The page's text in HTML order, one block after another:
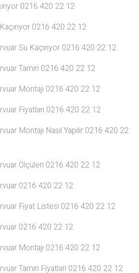
0216 420 22 12
0216 420 22 12
Su Kaçırıyor 0216 420 22 12
Tamiri 0216 420 22 12
Montajı 0216 420 22 12
Fiyatları 0216 420 22 12
Montajı Nasıl Yapılır 0216 420 22
Ölçüleri 0216 420 22 12
0216 420 22 12
Fiyat Listesi 0216 420 22 12
0216 420 22 12
Montajı 0216 420 22 12
Tamiri Fiyatları 0216 420 22 12